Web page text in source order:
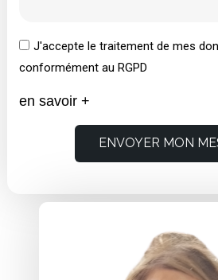
J'accepte le traitement de mes
conformément au RGPD
en savoir +
ENVOYER MON